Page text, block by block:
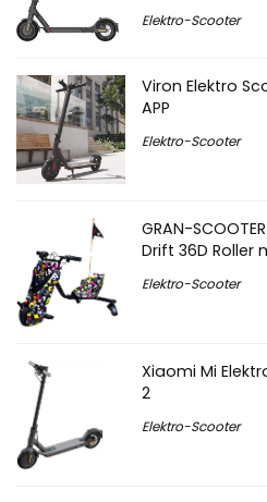
Elektro-Scooter
Viron Elektro
APP
Elektro-Scooter
GRAN-
Drift 36D Roller
Elektro-Scooter
Xiaomi Mi
2
Elektro-Scooter